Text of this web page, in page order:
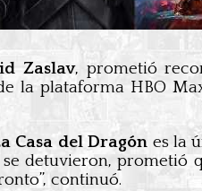
Zaslav, prometió
la plataforma HBO
Casa del Dragón es la
detuvieron, prometió
continuó.